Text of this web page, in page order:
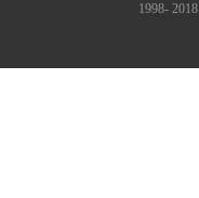
1998- 2018